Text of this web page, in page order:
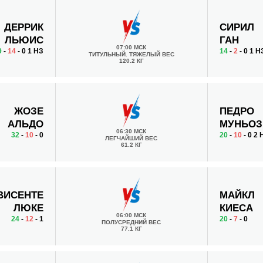
ДЕРРИК
ЛЬЮИС
- 14- 0 1 НЗ
07:00 МСК
ТИТУЛЬНЫЙ. ТЯЖЕЛЫЙ ВЕС
120.2 КГ
СИРИЛ
ГАН
14 -2 - 0 1
ЖОЗЕ
АЛЬДО
32- 10- 0
06:30 МСК
ЛЕГЧАЙШИЙ ВЕС
61.2 КГ
ПЕДРО
МУНЬОЗ
20 -10 - 0 2
ЛЮКЕ
24- 12- 1
06:00 МСК
ПОЛУСРЕДНИЙ ВЕС
77.1 КГ
МАЙКЛ
КИЕСА
20 -7 - 0